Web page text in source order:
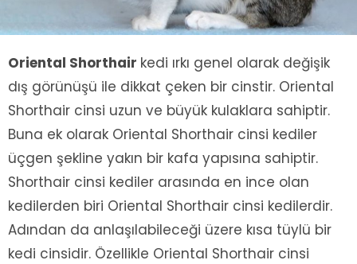
Oriental Shorthair kedi ırkı genel olarak değişik
dış görünüşü ile dikkat çeken bir cinstir. Oriental
Shorthair cinsi uzun ve büyük kulaklara sahiptir.
Buna ek olarak Oriental Shorthair cinsi kediler
üçgen şekline yakın bir kafa yapısına sahiptir.
Shorthair cinsi kediler arasında en ince olan
kedilerden biri Oriental Shorthair cinsi kedilerdir.
Adından da anlaşılabileceği üzere kısa tüylü bir
kedi cinsidir. Özellikle Oriental Shorthair cinsi